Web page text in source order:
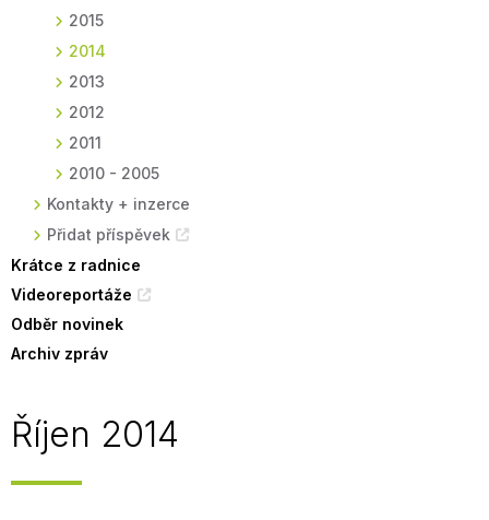
2015
2014
2013
2012
2011
2010 - 2005
Kontakty + inzerce
Přidat příspěvek
Krátce z radnice
Videoreportáže
Odběr novinek
Archiv zpráv
Říjen 2014